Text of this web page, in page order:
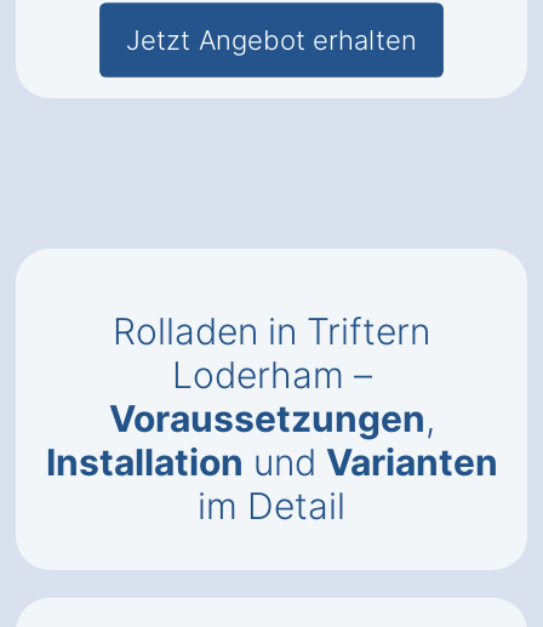
Jetzt Angebot erhalten
Rolladen in Triftern
Loderham –
Voraussetzungen,
Installation und Varianten
im Detail